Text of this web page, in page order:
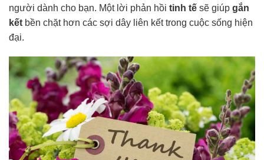
người dành cho bạn. Một lời phản hồi tinh tế sẽ giúp gắn
kết bền chặt hơn các sợi dây liên kết trong cuộc sống hiện
đại.